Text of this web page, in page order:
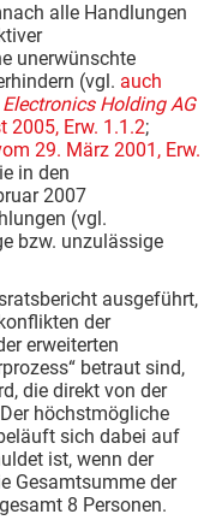
alle Handlungen
unerwünschte
(vgl. auch
Holding AG
2005, Erw. 1.1.2;
29. März 2001, Erw.
in den
2007
(vgl.
bzw. unzulässige
ausgeführt,
der
erweiterten
betraut sind,
die direkt von der
höchstmögliche
sich dabei auf
ist, wenn der
Gesamtsumme der
8 Personen.